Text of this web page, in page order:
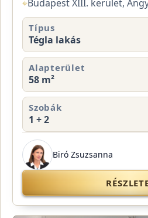
⌖Budapest XIII. kerület,
Típus
Tégla lakás
Alapterület
58 m²
Szobák
1 + 2
Biró Zsuzsanna